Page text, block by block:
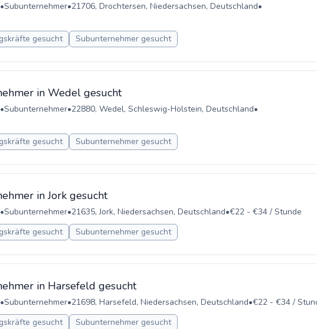
•Subunternehmer•21706, Drochtersen, Niedersachsen, Deutschland•
gesucht Subunternehmer gesucht
in Wedel gesucht
•Subunternehmer•22880, Wedel, Schleswig-Holstein, Deutschland•
gesucht Subunternehmer gesucht
in Jork gesucht
•Subunternehmer•21635, Jork, Niedersachsen, Deutschland•€22 - €34 / Stunde
gesucht Subunternehmer gesucht
in Harsefeld gesucht
•Subunternehmer•21698, Harsefeld, Niedersachsen, Deutschland•€22 - €34 /
gesucht Subunternehmer gesucht